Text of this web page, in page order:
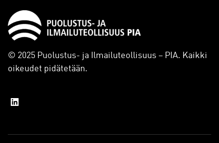
© 2025 Puolustus- ja Ilmailuteollisuus – PIA. Kaikki
oikeudet pidätetään.